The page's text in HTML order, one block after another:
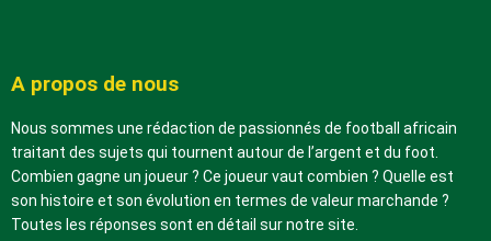
A propos de nous
Nous sommes une rédaction de passionnés de football africain
traitant des sujets qui tournent autour de l’argent et du foot.
Combien gagne un joueur ? Ce joueur vaut combien ? Quelle est
son histoire et son évolution en termes de valeur marchande ?
Toutes les réponses sont en détail sur notre site.